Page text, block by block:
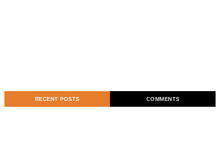
RECENT POSTS COMMENTS